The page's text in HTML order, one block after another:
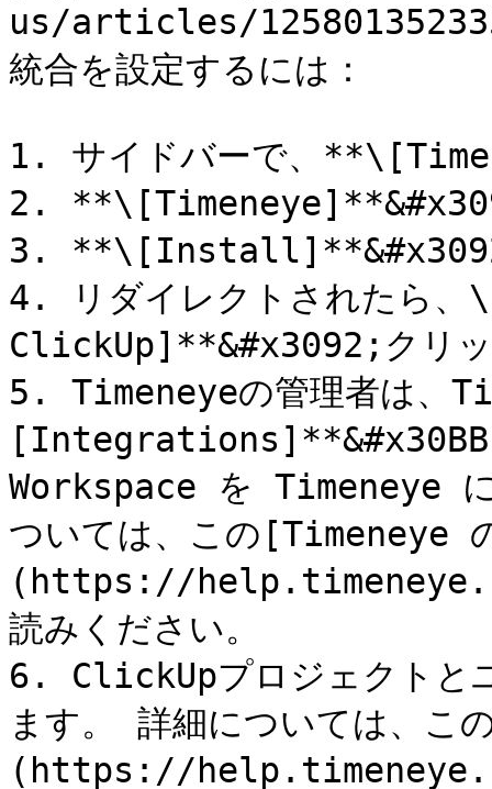
us/articles/
統合を設定するには：
1. サイドバーで、
2.
3. **\[Install]**&#x3092;
4. リダイレクトされたら
ClickUp]**&#x3092;クリッ
5. Timeneyeの管理者は、
Workspace を Timeneye
ついては、この[Timeneye
(https://
読みください。
6. ClickUpプロジェクトと
ます。 詳細については、
(https://